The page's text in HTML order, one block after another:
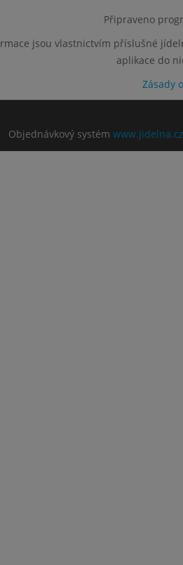
Připraveno
jsou vlastnictvím příslušné
aplikace do
Zásady
Objednávkový systém www.jidelna.cz